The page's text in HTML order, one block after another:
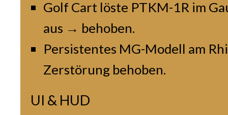
Golf Cart löste PTKM-1R im
aus → behoben.
Persistentes MG-Modell am
Zerstörung behoben.
UI & HUD